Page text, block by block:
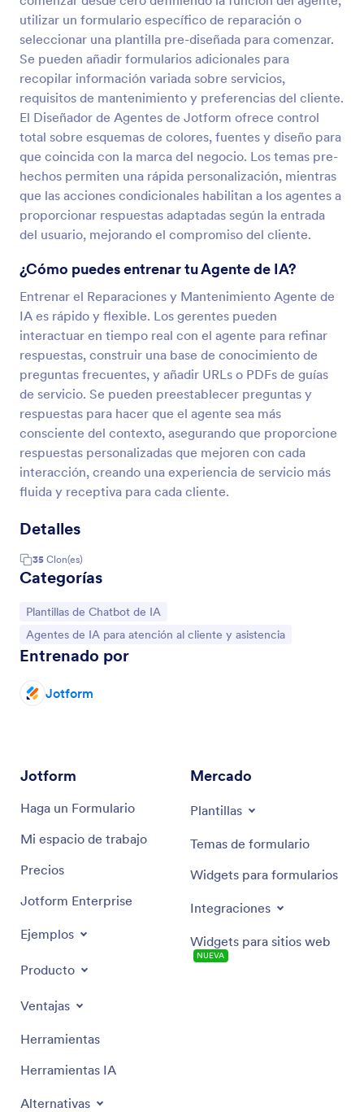
utilizar un formulario específico de reparación o
seleccionar una plantilla pre-diseñada para comenzar.
Se pueden añadir formularios adicionales para
recopilar información variada sobre servicios,
requisitos de mantenimiento y preferencias del cliente.
El Diseñador de Agentes de Jotform ofrece control
total sobre esquemas de colores, fuentes y diseño para
que coincida con la marca del negocio. Los temas pre-
hechos permiten una rápida personalización, mientras
que las acciones condicionales habilitan a los agentes a
proporcionar respuestas adaptadas según la entrada
del usuario, mejorando el compromiso del cliente.
¿Cómo puedes entrenar tu Agente de IA?
Entrenar el Reparaciones y Mantenimiento Agente de
IA es rápido y flexible. Los gerentes pueden
interactuar en tiempo real con el agente para refinar
respuestas, construir una base de conocimiento de
preguntas frecuentes, y añadir URLs o PDFs de guías
de servicio. Se pueden preestablecer preguntas y
respuestas para hacer que el agente sea más
consciente del contexto, asegurando que proporcione
respuestas personalizadas que mejoren con cada
interacción, creando una experiencia de servicio más
fluida y receptiva para cada cliente.
Detalles
35 Clon(es)
Categorías
Ir a Categoría:
Plantillas de Chatbot de IA
Ir a Categoría:
Agentes de IA para atención al cliente y asistencia
Entrenado por
Jotform
Jotform
Haga un Formulario
Mi espacio de trabajo
Precios
Jotform Enterprise
Ejemplos
Producto
Ventajas
Herramientas
Herramientas IA
Alternativas
Mercado
Plantillas
Temas de formulario
Widgets para formularios
Integraciones
Widgets para sitios web
NUEVA